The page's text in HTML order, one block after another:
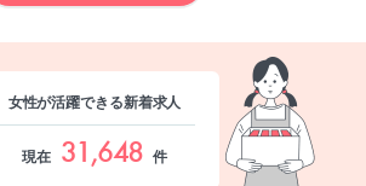
女性が活躍できる新着求人
現在 31,648 件